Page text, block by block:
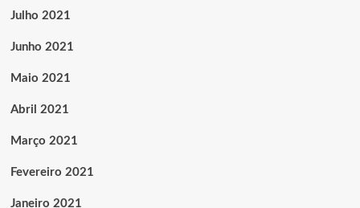
Julho 2021
Junho 2021
Maio 2021
Abril 2021
Março 2021
Fevereiro 2021
Janeiro 2021